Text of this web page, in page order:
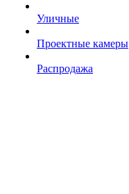
Уличные
Проектные камеры
Распродажа